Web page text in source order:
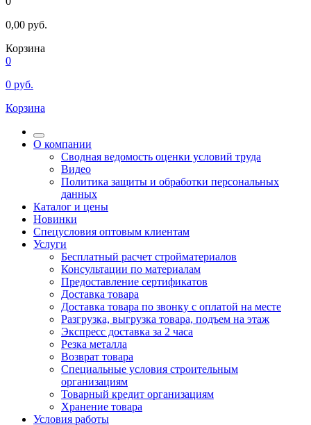
0,00 руб.
Корзина
0
0 руб.
Корзина
О компании
Сводная ведомость оценки условий труда
Видео
Политика защиты и обработки персональных
данных
Каталог и цены
Новинки
Спецусловия оптовым клиентам
Услуги
Бесплатный расчет стройматериалов
Консультации по материалам
Предоставление сертификатов
Доставка товара
Доставка товара по звонку с оплатой на месте
Разгрузка, выгрузка товара, подъем на этаж
Экспресс доставка за 2 часа
Резка металла
Возврат товара
Специальные условия строительным
организациям
Товарный кредит организациям
Хранение товара
Условия работы